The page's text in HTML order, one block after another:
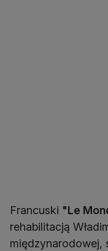
Francuski "Le
rehabilitacją
międzynarodowej,